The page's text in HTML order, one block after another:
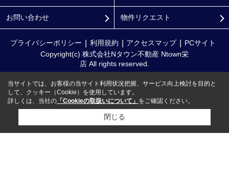
お問い合わせ 物件リクエスト
プライバシーポリシー 利用規約 アクセスマップ
PCサイト
Copyright(c) 株式会社Nタウン不動産 Ntown栄
店 All rights reserved.
当サイトでは、お客様の当サイト利用状況把握、サービス向上検討を目的と
して、クッキー（Cookie）を使用しています。
詳しくは、当社の 「Cookieの取扱いについて」 をご確認ください。
閉じる